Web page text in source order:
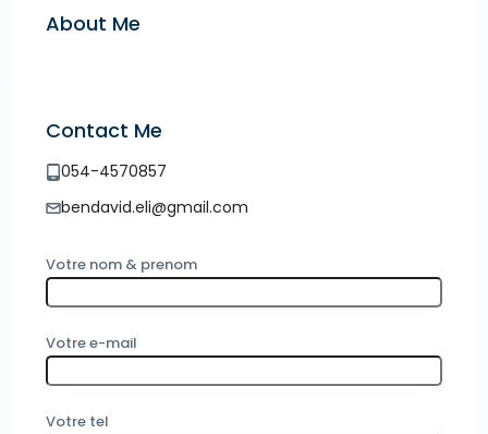
About Me
Contact Me
054-4570857
bendavid.eli@gmail.com
Votre nom & prenom
Votre e-mail
Votre tel